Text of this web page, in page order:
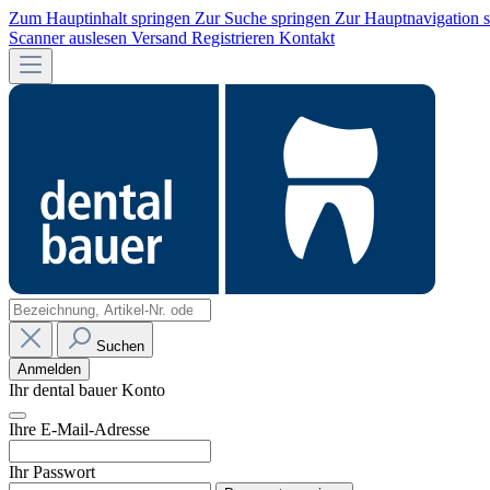
Zum Hauptinhalt springen Zur Suche springen Zur Hauptnavigation
Scanner auslesen Versand Registrieren Kontakt
Suchen
Anmelden
Ihr dental bauer Konto
Ihre E-Mail-Adresse
Ihr Passwort